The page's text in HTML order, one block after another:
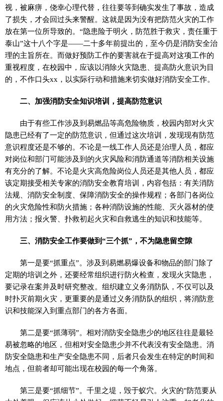
视，被麻痹，侥幸心理代替，往往要等到确实发生了事故，造成
了损失，才会回过头来警醒。这就是因为没有把防范火灾的工作
放在第一位所导致的。“隐患险于明火，防范胜于救灾，责任重于
泰山”这十八个字是——二十多年前提出的，至今仍是消防安全治
理的主旨所在。而做好预防工作的要害就在于提高对这项工作的
重视程度，在校园中，应该以消除火灾隐患、提高防火意识为目
的，不作口头xx，以实际行动和措施来切实做好消防安全工作。
二、加强消防安全知识培训，提高防范意识
由于有些工作涉及到易燃品等高危险物质，校园内部对火灾
隐患已经有了一定的防范意识，但通过这次培训，发现现有防范
意识程度还是不够的。不论是一线工作人员还是治理人员，都应
对岗位和部门可能涉及到的火灾风险和消防通道等消防相关设施
有充分的了解。不论是火灾高危险岗位人员还是其他人员，都应
该定期接受相关专家的消防安全教育培训，内容包括：有关消防
法规、消防安全制度、保障消防安全的操作规程；各部门各岗位
的火灾危险性和防火措施；各种消防设施的性能、灭火器材的使
用方法；报火警、扑救初起火灾和自救逃生的知识和技能等。
三、消防安全工作要做到“三个抓”，不为隐患留空隙
第一是要“抓重点”。涉及到易燃易爆设备和物品的部门除了
定期的培训之外，还要经常组织进行防火检查，发现火灾隐患，
要记录在案并及时研究整改。组织建立义务消防队，不仅可以及
时扑灭前期火灾，更重要的是通过义务消防队的组织，将消防意
识和技能深入到重点部门的各方各面。
第二是要“抓薄弱”。相对消防安全隐患少的地区往往是最轻
易被忽略的地区，但相对安全隐患少并不代表没有安全隐患。消
防安全隐患和生产安全隐患不同，后者只会发生在特定的时间和
地点，但前者却可能出现在校园的每一个角落。
第三是要“抓细节”。千里之堤，毁于蚁穴。火灾的"防范要从